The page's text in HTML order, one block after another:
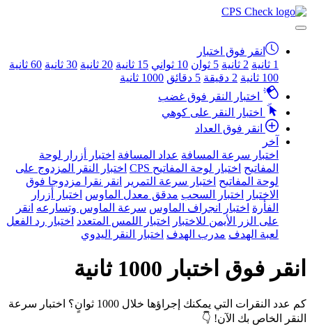
انقر فوق اختبار
1 ثانية
2 ثانية 5 ثوان 10 ثواني 15 ثانية 20 ثانية 30 ثانية
60 ثانية
100 ثانية
2 دقيقة 5 دقائق
1000 ثانية
اختبار النقر فوق غضب
اختبار النقر على كوهي
انقر فوق العداد
آخر
اختبار سرعة المسافة عداد المسافة اختبار أزرار لوحة
المفاتيح اختبار لوحة المفاتيح CPS
اختبار النقر المزدوج على
لوحة المفاتيح اختبار سرعة التمرير
انقر نقرا مزدوجا فوق
الاختبار
اختبار السحب مدقق معدل الماوس اختبار أزرار
الفأرة اختبار انجراف الماوس سرعة الماوس وتسارعه انقر
على الزر الأيمن للاختبار
اختبار اللمس المتعدد اختبار رد الفعل
لعبة الهدف مدرب الهدف اختبار النقر اليدوي
انقر فوق اختبار 1000 ثانية
كم عدد النقرات التي يمكنك إجراؤها خلال 1000 ثوانٍ؟ اختبار سرعة
النقر الخاص بك الآن! 👇